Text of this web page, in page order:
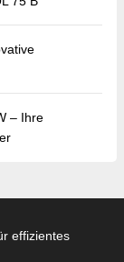
– Ihre
effizientes